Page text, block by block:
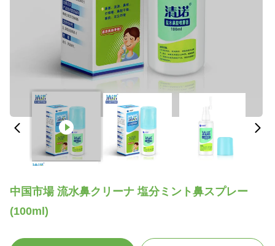
中国市場 流水鼻クリーナ 塩分ミント鼻スプレー
(100ml)